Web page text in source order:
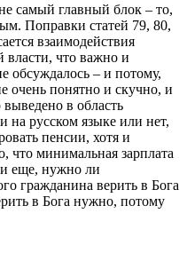
самый главный блок – то,
Поправки статей 79, 80,
взаимодействия
власти, что важно и
обсуждалось – и потому,
очень понятно и скучно, и
в область
на русском языке или нет,
пенсии, хотя и
что минимальная зарплата
еще, нужно ли
гражданина верить в Бога
в Бога нужно, потому